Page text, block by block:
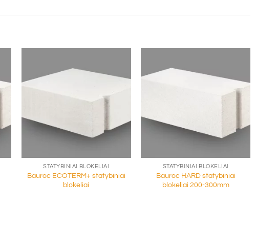
STATYBINIAI BLOKELIAI
Bauroc ECOTERM+ statybiniai
blokeliai
STATYBINIAI BLOKELIAI
Bauroc HARD statybiniai
blokeliai 200-300mm